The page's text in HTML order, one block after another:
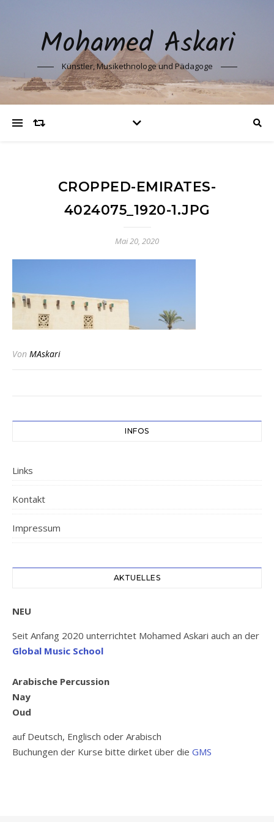
Mohamed Askari
Künstler, Musikethnologe und Pädagoge
CROPPED-EMIRATES-
4024075_1920-1.JPG
Mai 20, 2020
Von MAskari
INFOS
Links
Kontakt
Impressum
AKTUELLES
NEU
Seit Anfang 2020 unterrichtet Mohamed Askari auch an der
Global Music School
Arabische Percussion
Nay
Oud
auf Deutsch, Englisch oder Arabisch
Buchungen der Kurse bitte dirket über die GMS